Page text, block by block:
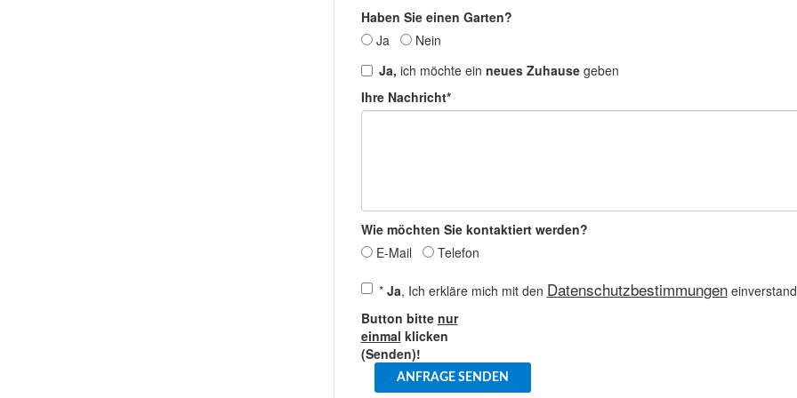
Haben Sie einen Garten?
Ja
Nein
Ja, ich möchte ein neues Zuhausegeben
Ihre Nachricht*
Wie möchten Sie kontaktiert werden?
E-Mail
Telefon
* Ja, Ich erkläre mich mit den Datenschutzbestimmungen
Button bitte nur
einmal klicken
(Senden)!
ANFRAGE SENDEN